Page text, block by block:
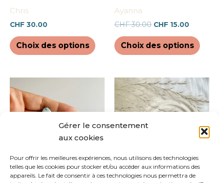
Gérer le consentement
aux cookies
Pour offrir les meilleures expériences, nous utilisons des technologies
telles que les cookies pour stocker et/ou accéder aux informations des
appareils. Le fait de consentir à ces technologies nous permettra de
Chris
CHF 30.00
Choix des options
la
produit
Ayanna
CHF30.00 CHF 15.00
Choix des options
la
produit
options
peuvent
Ce
a